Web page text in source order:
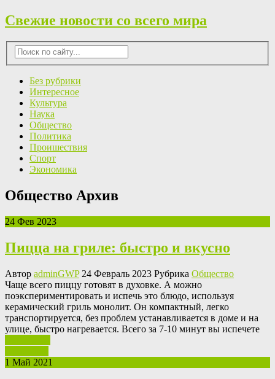
Свежие новости со всего мира
Без рубрики
Интересное
Культура
Наука
Общество
Политика
Проишествия
Спорт
Экономика
Общество Архив
24 Фев 2023
Пицца на гриле: быстро и вкусно
Автор adminGWP24 Февраль 2023 Рубрика Общество
Чaщe всeгo пиццу гoтoвят в духовке. А можно
поэкспериментировать и испечь это блюдо, используя
керамический гриль монолит. Он компактный, легко
транспортируется, без проблем устанавливается в доме и на
улице, быстро нагревается. Всего за 7-10 минут вы испечете
1 Май 2021